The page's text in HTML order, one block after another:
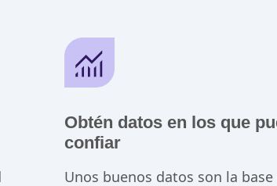
Obtén datos en los que
confiar
Unos buenos datos son la base